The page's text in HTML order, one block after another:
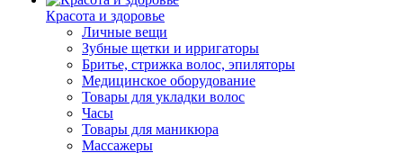
Красота и здоровье
Личные вещи
Зубные щетки и ирригаторы
Бритье, стрижка волос, эпиляторы
Медицинское оборудование
Товары для укладки волос
Часы
Товары для маникюра
Массажеры